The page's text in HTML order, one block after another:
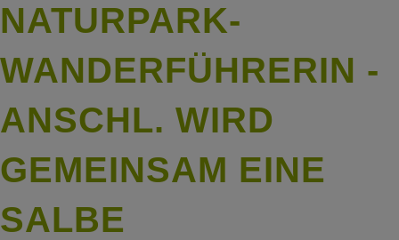
NATURPARK-
WANDERFÜHRERIN -
ANSCHL. WIRD
GEMEINSAM EINE
SALBE